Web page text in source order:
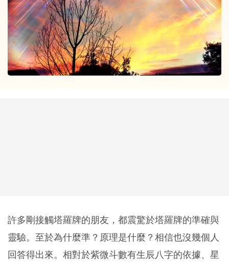
許多剛接觸塔羅牌的朋友，都震驚於塔羅牌的準確與
靈驗。至於為什麼準？原理是什麼？相信也沒幾個人
回答得出來。相對於紫微斗數有生辰八字的依據、星